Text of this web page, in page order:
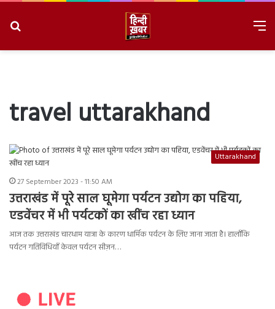
travel uttarakhand
Uttarakhand
27 September 2023 - 11:50 AM
उत्तराखंड में पूरे साल घूमेगा पर्यटन उद्योग का पहिया,
एडवेंचर में भी पर्यटकों का खींच रहा ध्यान
आज तक उत्तराखंड चारधाम यात्रा के कारण धार्मिक पर्यटन के लिए जाना जाता है। हालाँकि
पर्यटन गतिविधियाँ केवल पर्यटन सीज़न…